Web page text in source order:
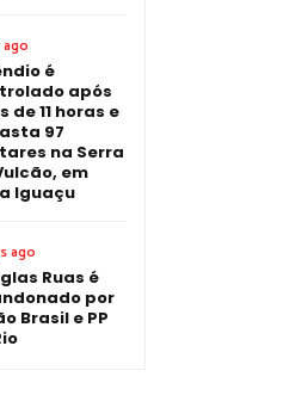
ago
é
após
de 11 horas e
97
na Serra
em
Iguaçu
ago
Ruas é
por
Brasil e PP